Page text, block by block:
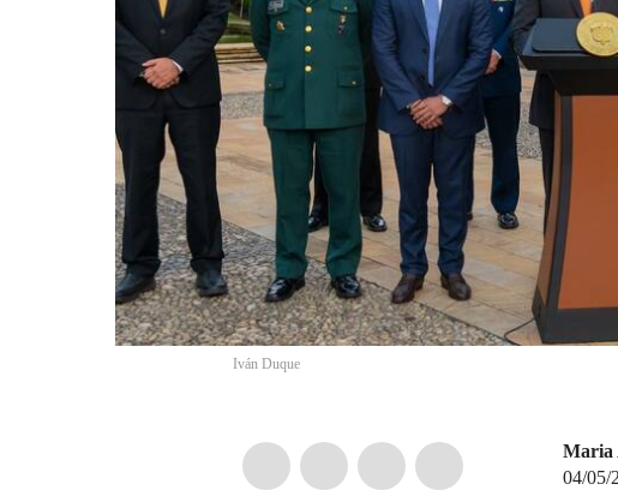
Iván Duque
Maria
04/05/